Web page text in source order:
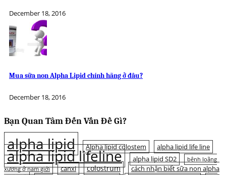
December 18, 2016
Mua sữa non Alpha Lipid chính hãng ở đâu?
December 18, 2016
Bạn Quan Tâm Đến Vấn Đề Gì?
alpha lipid Alpha lipid colostem alpha lipid life line
alpha lipid lifeline alpha lipid SD2
bệnh loãng
xương ở nam giới
canxi colostrum
cách nhận biết sữa non alpha